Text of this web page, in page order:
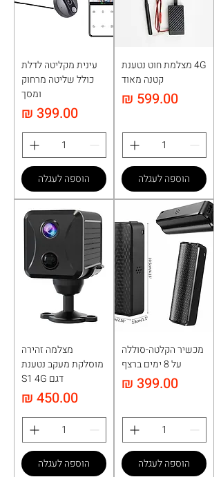
4G מצלמת חוט נטענת
קטנה מאוד
מחיר
הוספה לעגלה
עינית מקליטה לדלת
כולל שליטה מרחוק
ומסך
מחיר
הוספה לעגלה
מכשיר הקלטה-סוללה
על 8 ימים ברצף
מחיר
הוספה לעגלה
מצלמה זהירה
מוסלקת מעקב נטענת
דגם S1 4G
מחיר
הוספה לעגלה